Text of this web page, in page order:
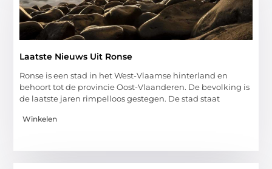
Laatste Nieuws Uit Ronse
Ronse is een stad in het West-Vlaamse hinterland en
behoort tot de provincie Oost-Vlaanderen. De bevolking is
de laatste jaren rimpelloos gestegen. De stad staat
Winkelen